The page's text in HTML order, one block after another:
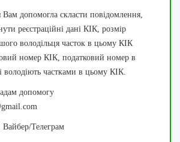
допомогла скласти повідомлення,
реєстраційні дані КІК, розмір
володільця часток в цьому КІК
номер КІК, податковий номер в
володіють частками в цьому КІК.
допомогу
Вайбер/Телеграм